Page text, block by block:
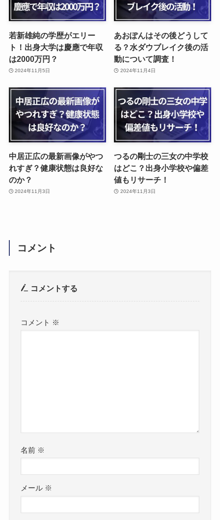
若新雄純の学歴がエリー
ト！出身大学は慶應で年収
は2000万円？
2024年11月5日
あおぽんはその後どうして
る？水ダウブレイク後の活
動について調査！
2024年11月4日
中居正広の最新画像がやつ
れすぎ？健康状態は良好な
のか？
2024年11月3日
つるの剛士の三女の中学校
はどこ？出身小学校や偏差
値もリサーチ！
2024年11月3日
コメント
コメントする
コメント ※
名前 ※
メール ※